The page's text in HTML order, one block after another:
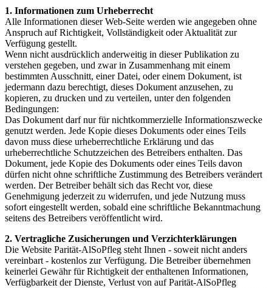
1. Informationen zum Urheberrecht
Alle Informationen dieser Web-Seite werden wie angegeben ohne
Anspruch auf Richtigkeit, Vollständigkeit oder Aktualität zur
Verfügung gestellt.
Wenn nicht ausdrücklich anderweitig in dieser Publikation zu
verstehen gegeben, und zwar in Zusammenhang mit einem
bestimmten Ausschnitt, einer Datei, oder einem Dokument, ist
jedermann dazu berechtigt, dieses Dokument anzusehen, zu
kopieren, zu drucken und zu verteilen, unter den folgenden
Bedingungen:
Das Dokument darf nur für nichtkommerzielle Informationszwecke
genutzt werden. Jede Kopie dieses Dokuments oder eines Teils
davon muss diese urheberrechtliche Erklärung und das
urheberrechtliche Schutzzeichen des Betreibers enthalten. Das
Dokument, jede Kopie des Dokuments oder eines Teils davon
dürfen nicht ohne schriftliche Zustimmung des Betreibers verändert
werden. Der Betreiber behält sich das Recht vor, diese
Genehmigung jederzeit zu widerrufen, und jede Nutzung muss
sofort eingestellt werden, sobald eine schriftliche Bekanntmachung
seitens des Betreibers veröffentlicht wird.
2. Vertragliche Zusicherungen und Verzichterklärungen
Die Website Parität-AlSoPfleg steht Ihnen - soweit nicht anders
vereinbart - kostenlos zur Verfügung. Die Betreiber übernehmen
keinerlei Gewähr für Richtigkeit der enthaltenen Informationen,
Verfügbarkeit der Dienste, Verlust von auf Parität-AlSoPfleg